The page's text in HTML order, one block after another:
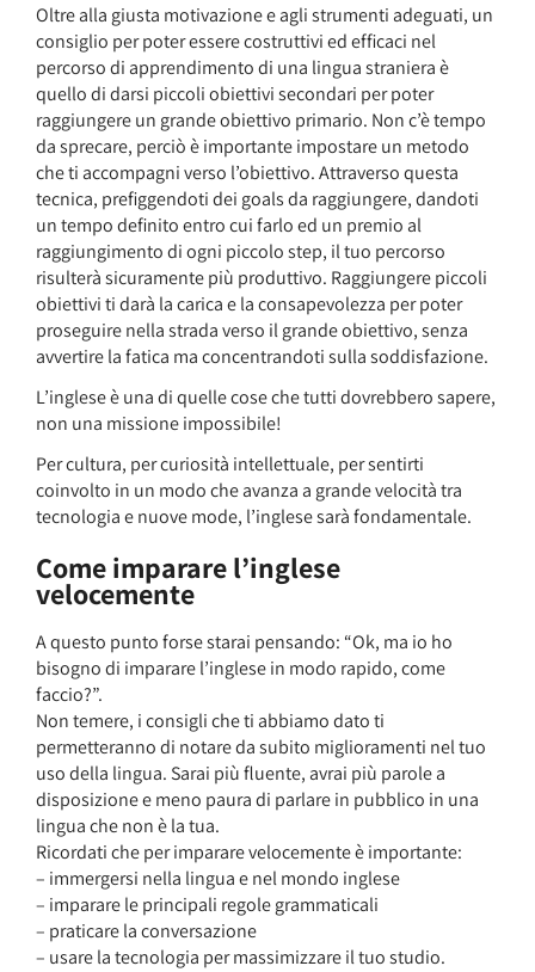
Oltre alla giusta motivazione e agli strumenti adeguati, un
consiglio per poter essere costruttivi ed efficaci nel
percorso di apprendimento di una lingua straniera è
quello di darsi piccoli obiettivi secondari per poter
raggiungere un grande obiettivo primario. Non c’è tempo
da sprecare, perciò è importante impostare un metodo
che ti accompagni verso l’obiettivo. Attraverso questa
tecnica, prefiggendoti dei goals da raggiungere, dandoti
un tempo definito entro cui farlo ed un premio al
raggiungimento di ogni piccolo step, il tuo percorso
risulterà sicuramente più produttivo. Raggiungere piccoli
obiettivi ti darà la carica e la consapevolezza per poter
proseguire nella strada verso il grande obiettivo, senza
avvertire la fatica ma concentrandoti sulla soddisfazione.
L’inglese è una di quelle cose che tutti dovrebbero sapere,
non una missione impossibile!
Per cultura, per curiosità intellettuale, per sentirti
coinvolto in un modo che avanza a grande velocità tra
tecnologia e nuove mode, l’inglese sarà fondamentale.
Come imparare l’inglese
velocemente
A questo punto forse starai pensando: “Ok, ma io ho
bisogno di imparare l’inglese in modo rapido, come
faccio?”.
Non temere, i consigli che ti abbiamo dato ti
permetteranno di notare da subito miglioramenti nel tuo
uso della lingua. Sarai più fluente, avrai più parole a
disposizione e meno paura di parlare in pubblico in una
lingua che non è la tua.
Ricordati che per imparare velocemente è importante:
– immergersi nella lingua e nel mondo inglese
– imparare le principali regole grammaticali
– praticare la conversazione
– usare la tecnologia per massimizzare il tuo studio.